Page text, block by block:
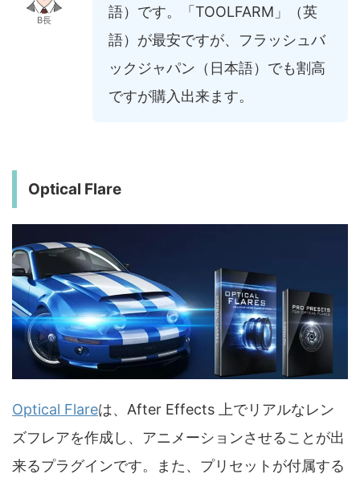
B長
語）です。「TOOLFARM」（英
語）が最安ですが、フラッシュバ
ックジャパン（日本語）でも割高
ですが購入出来ます。
Optical Flare
Optical Flareは、After Effects 上でリアルなレン
ズフレアを作成し、アニメーションさせることが出
来るプラグインです。また、プリセットが付属する